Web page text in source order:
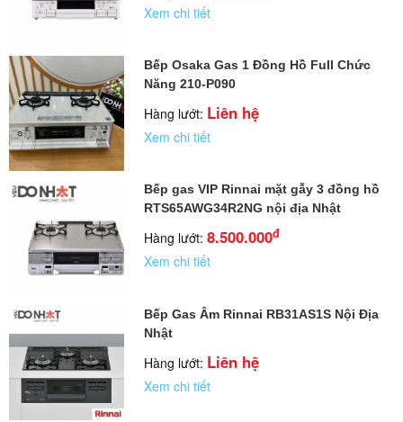
Xem chi tiết
Bếp Osaka Gas 1 Đồng Hồ Full Chức
Năng 210-P090
Hàng lướt: Liên hệ
Xem chi tiết
Bếp gas VIP Rinnai mặt gẫy 3 đồng hồ
RTS65AWG34R2NG nội địa Nhật
Hàng lướt: 8.500.000đ
Xem chi tiết
Bếp Gas Âm Rinnai RB31AS1S Nội Địa
Nhật
Hàng lướt: Liên hệ
Xem chi tiết